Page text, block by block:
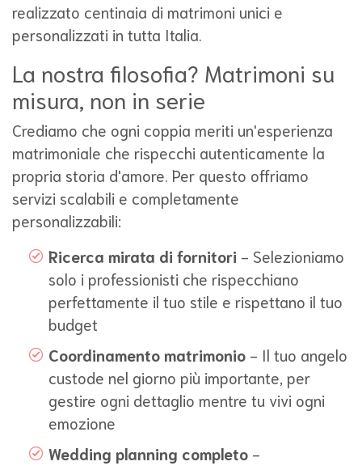
realizzato centinaia di matrimoni unici e
personalizzati in tutta Italia.
La nostra filosofia? Matrimoni su
misura, non in serie
Crediamo che ogni coppia meriti un'esperienza
matrimoniale che rispecchi autenticamente la
propria storia d'amore. Per questo offriamo
servizi scalabili e completamente
personalizzabili:
Ricerca mirata di fornitori - Selezioniamo
solo i professionisti che rispecchiano
perfettamente il tuo stile e rispettano il tuo
budget
Coordinamento matrimonio - Il tuo angelo
custode nel giorno più importante, per
gestire ogni dettaglio mentre tu vivi ogni
emozione
Wedding planning completo -